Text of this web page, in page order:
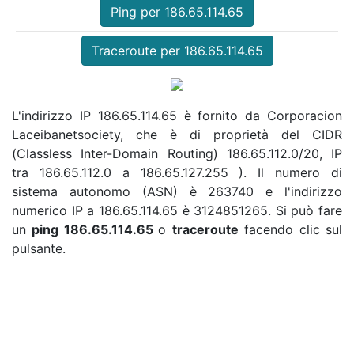
Ping per 186.65.114.65
Traceroute per 186.65.114.65
L'indirizzo IP 186.65.114.65 è fornito da Corporacion
Laceibanetsociety, che è di proprietà del CIDR
(Classless Inter-Domain Routing) 186.65.112.0/20, IP
tra 186.65.112.0 a 186.65.127.255 ). Il numero di
sistema autonomo (ASN) è 263740 e l'indirizzo
numerico IP a 186.65.114.65 è 3124851265. Si può fare
un ping 186.65.114.65o traceroute facendo clic sul
pulsante.